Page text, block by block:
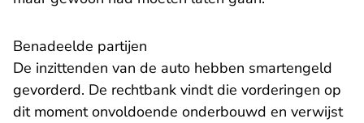
Benadeelde partijen
De inzittenden van de auto hebben smartengeld
gevorderd. De rechtbank vindt die vorderingen op
dit moment onvoldoende onderbouwd en verwijst